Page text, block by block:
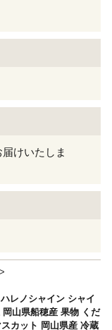
けいたしま
レノシャイン シャイ
山県船穂産 果物 くだ
カット 岡山県産 冷蔵